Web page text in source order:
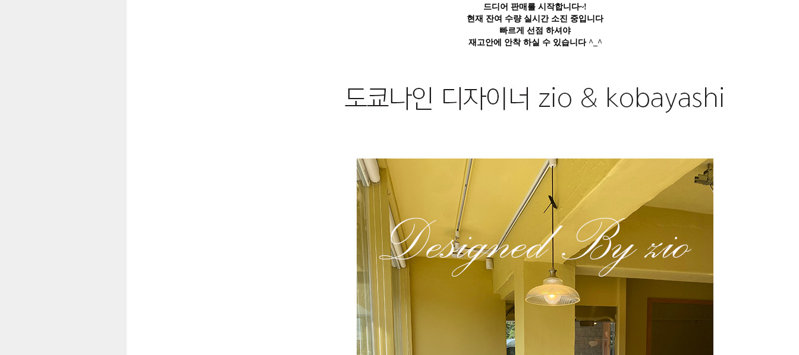
드디어 판매를 시작합니다~!
현재 잔여 수량 실시간 소진 중입니다
빠르게 선점 하셔야
재고안에 안착 하실 수 있습니다 ^_^